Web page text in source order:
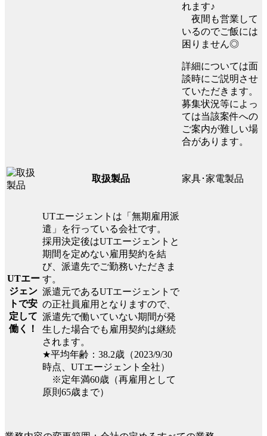
れます♪
夜間も営業して
いるのでご飯には
困りません◎
詳細については面
談時にご説明させ
ていただきます。
募集状況等によっ
ては当該案件への
ご案内が難しい場
合があります。
取扱製品 家具･家電製品
UTエー
ジェン
トで安
定して
働く！
UTエージェントは「無期雇用派
遣」を行っている会社です。
採用決定後はUTエージェントと
期間を定めない雇用契約を結
び、派遣先でご勤務いただきま
す。
派遣元であるUTエージェントで
の正社員雇用となりますので、
派遣先で働いていない期間が発
生した場合でも雇用契約は継続
されます。
★平均年齢：38.2歳（2023/9/30
時点、UTエージェント全社）
※定年満60歳（再雇用として
原則65歳まで）